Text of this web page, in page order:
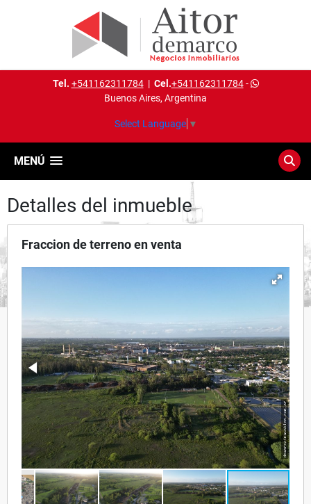
Tel. +541162311784| Cel.+541162311784-
Buenos Aires, Argentina
Select Language ▼
MENÚ
Detalles del inmueble
Fraccion de terreno en venta